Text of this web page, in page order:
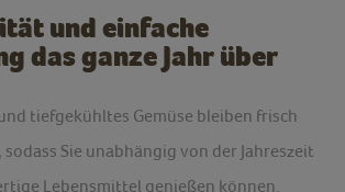
und einfache
das ganze Jahr über
tiefgekühltes Gemüse bleiben frisch
Sie unabhängig von der Jahreszeit
Lebensmittel genießen können.